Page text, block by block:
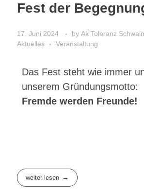
Fest der
17. Juni 2024 by Ak Toleranz
Aktuelles
Veranstaltung
Das Fest steht wie immer
unserem Gründungsmotto:
Fremde werden Freunde!
weiter lesen